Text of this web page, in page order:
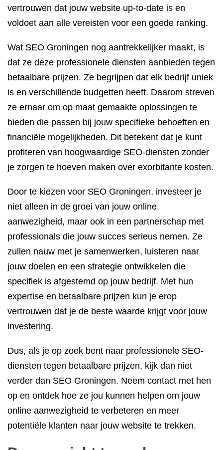
vertrouwen dat jouw website up-to-date is en
voldoet aan alle vereisten voor een goede ranking.
Wat SEO Groningen nog aantrekkelijker maakt, is
dat ze deze professionele diensten aanbieden tegen
betaalbare prijzen. Ze begrijpen dat elk bedrijf uniek
is en verschillende budgetten heeft. Daarom streven
ze ernaar om op maat gemaakte oplossingen te
bieden die passen bij jouw specifieke behoeften en
financiële mogelijkheden. Dit betekent dat je kunt
profiteren van hoogwaardige SEO-diensten zonder
je zorgen te hoeven maken over exorbitante kosten.
Door te kiezen voor SEO Groningen, investeer je
niet alleen in de groei van jouw online
aanwezigheid, maar ook in een partnerschap met
professionals die jouw succes serieus nemen. Ze
zullen nauw met je samenwerken, luisteren naar
jouw doelen en een strategie ontwikkelen die
specifiek is afgestemd op jouw bedrijf. Met hun
expertise en betaalbare prijzen kun je erop
vertrouwen dat je de beste waarde krijgt voor jouw
investering.
Dus, als je op zoek bent naar professionele SEO-
diensten tegen betaalbare prijzen, kijk dan niet
verder dan SEO Groningen. Neem contact met hen
op en ontdek hoe ze jou kunnen helpen om jouw
online aanwezigheid te verbeteren en meer
potentiële klanten naar jouw website te trekken.